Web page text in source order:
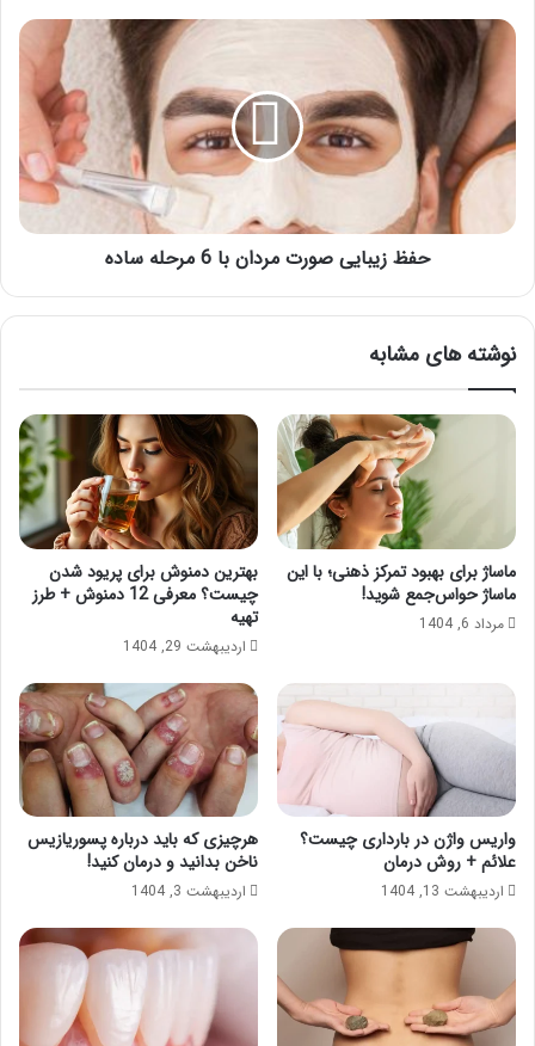
حفظ
زیبایی
صورت
مردان
با
6
حفظ زیبایی صورت مردان با 6 مرحله ساده
نوشته های مشابه
ماساژ برای بهبود تمرکز ذهنی؛ با این
ماساژ حواس‌جمع شوید!
مرداد 6, 1404
بهترین دمنوش برای پریود شدن
چیست؟ معرفی 12 دمنوش + طرز
تهیه
اردیبهشت 29, 1404
واریس واژن در بارداری چیست؟
علائم + روش درمان
اردیبهشت 13, 1404
هرچیزی که باید درباره پسوریازیس
ناخن بدانید و درمان کنید!
اردیبهشت 3, 1404